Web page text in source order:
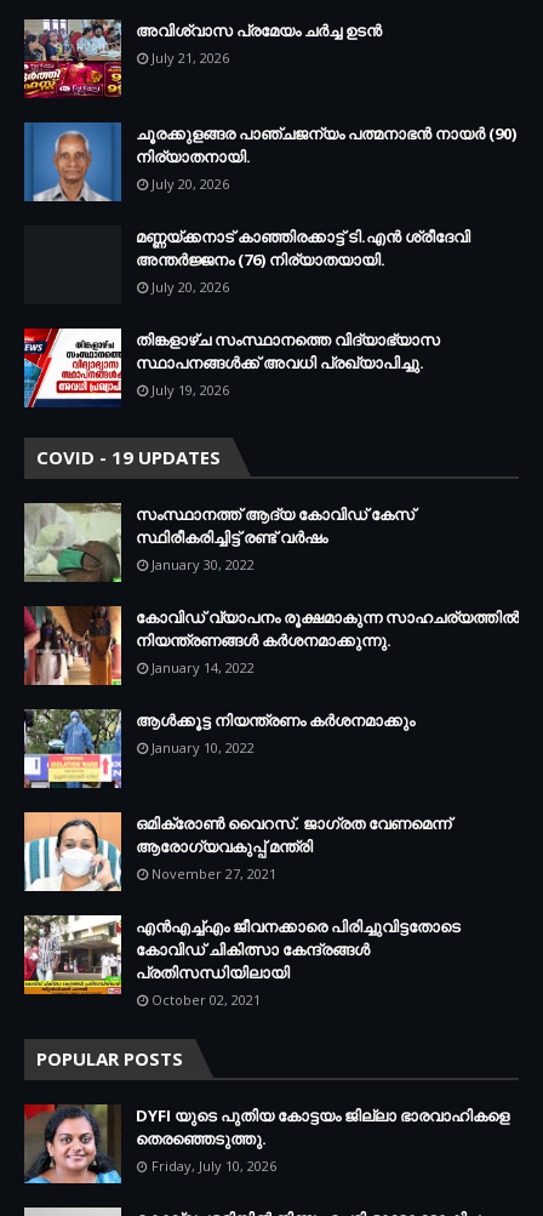
അവിശ്വാസ പ്രമേയം ചര്‍ച്ച ഉടന്‍
July 21, 2026
ചൂരക്കുളങ്ങര പാഞ്ചജന്യം പത്മനാഭന്‍ നായര്‍ (90)
നിര്യാതനായി.
July 20, 2026
മണ്ണയ്ക്കനാട് കാഞ്ഞിരക്കാട്ട് ടി.എന്‍ ശ്രീദേവി
അന്തര്‍ജ്ജനം (76) നിര്യാതയായി.
July 20, 2026
തിങ്കളാഴ്ച സംസ്ഥാനത്തെ വിദ്യാഭ്യാസ
സ്ഥാപനങ്ങള്‍ക്ക് അവധി പ്രഖ്യാപിച്ചു.
July 19, 2026
COVID - 19 UPDATES
സംസ്ഥാനത്ത് ആദ്യ കോവിഡ് കേസ്
സ്ഥിരീകരിച്ചിട്ട് രണ്ട് വര്‍ഷം
January 30, 2022
കോവിഡ് വ്യാപനം രൂക്ഷമാകുന്ന സാഹചര്യത്തില്‍
നിയന്ത്രണങ്ങള്‍ കര്‍ശനമാക്കുന്നു.
January 14, 2022
ആള്‍ക്കൂട്ട നിയന്ത്രണം കര്‍ശനമാക്കും
January 10, 2022
ഒമിക്രോണ്‍ വൈറസ്. ജാഗ്രത വേണമെന്ന്
ആരോഗ്യവകുപ്പ് മന്ത്രി
November 27, 2021
എന്‍എച്ച്എം ജീവനക്കാരെ പിരിച്ചുവിട്ടതോടെ
കോവിഡ് ചികിത്സാ കേന്ദ്രങ്ങള്‍
പ്രതിസന്ധിയിലായി
October 02, 2021
POPULAR POSTS
DYFI യുടെ പുതിയ കോട്ടയം ജില്ലാ ഭാരവാഹികളെ
തെരഞ്ഞെടുത്തു.
Friday, July 10, 2026